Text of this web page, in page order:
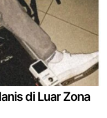
di Luar Zona